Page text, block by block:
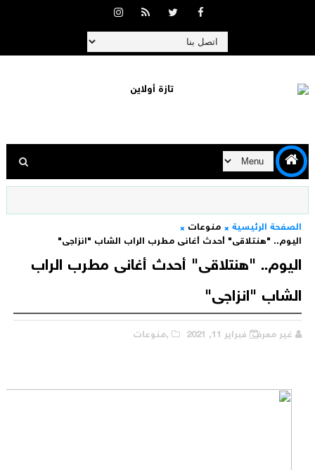
الصفحة الرئيسية
منوعات
اليوم.. "هنتلاقى" أحدث أغانى مطرب الراب الشاب "انزاجى"
اليوم.. "هنتلاقى" أحدث أغانى مطرب الراب
الشاب "انزاجى"
غير معرف فبراير 11, 2021 ,منوعات